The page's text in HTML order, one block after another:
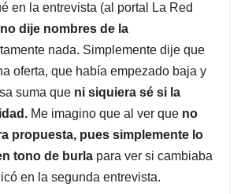
en la entrevista (al portal La Red
no dije nombres de la
nada. Simplemente dije que
oferta, que había empezado baja y
suma que ni siquiera sé si la
Me imagino que al ver que no
propuesta, pues simplemente lo
tono de burla para ver si cambiaba
en la segunda entrevista.